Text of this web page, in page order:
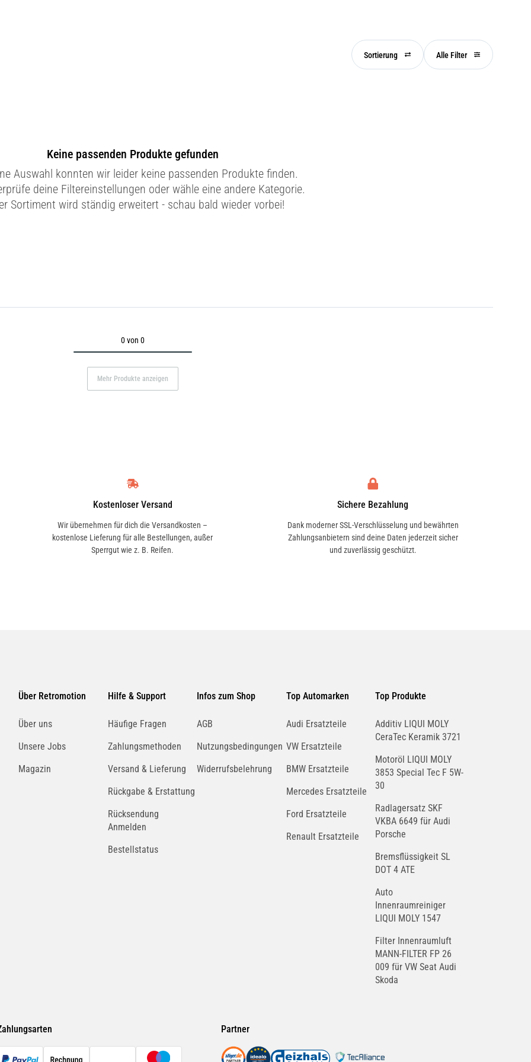
Sortierung Alle Filter
Keine passenden Produkte gefunden
Auswahl konnten wir leider keine passenden Produkte finden.
deine Filtereinstellungen oder wähle eine andere Kategorie.
Sortiment wird ständig erweitert - schau bald wieder vorbei!
0 von 0
Mehr Produkte anzeigen
Kostenloser Versand
Wir übernehmen für dich die Versandkosten –
kostenlose Lieferung für alle Bestellungen, außer
Sperrgut wie z. B. Reifen.
Sichere Bezahlung
Dank moderner SSL-Verschlüsselung und bewährten
Zahlungsanbietern sind deine Daten jederzeit sicher
und zuverlässig geschützt.
Über Retromotion
Über uns
Unsere Jobs
Magazin
Hilfe & Support
Häufige Fragen
Zahlungsmethoden
Versand & Lieferung
Rückgabe & Erstattung
Rücksendung
Anmelden
Bestellstatus
Infos zum Shop
AGB
Nutzungsbedingungen
Widerrufsbelehrung
Top Automarken
Audi Ersatzteile
VW Ersatzteile
BMW Ersatzteile
Mercedes Ersatzteile
Ford Ersatzteile
Renault Ersatzteile
Top Produkte
Additiv LIQUI MOLY
CeraTec Keramik 3721
Motoröl LIQUI MOLY
3853 Special Tec F 5W-
30
Radlagersatz SKF
VKBA 6649 für Audi
Porsche
Bremsflüssigkeit SL
DOT 4 ATE
Auto
Innenraumreiniger
LIQUI MOLY 1547
Filter Innenraumluft
MANN-FILTER FP 26
009 für VW Seat Audi
Skoda
Partner